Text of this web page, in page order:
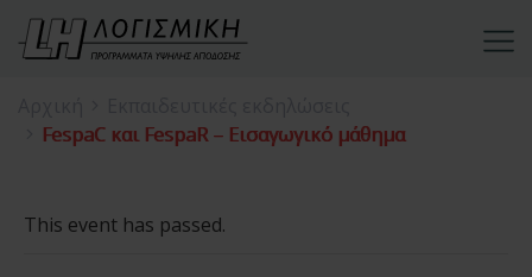
FespaC και FespaR – Εισαγωγικό μάθημα
This event has passed.